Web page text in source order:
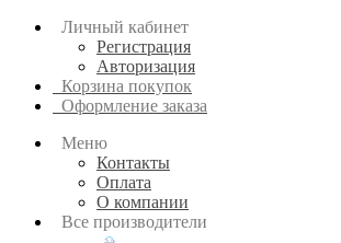
Личный кабинет
Регистрация
Авторизация
Корзина покупок
Оформление заказа
Меню
Контакты
Оплата
О компании
Все производители